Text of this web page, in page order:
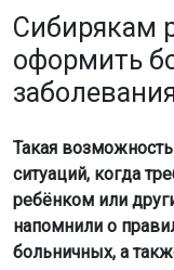
Сибирякам
оформить
Такая
ситуаций, когда
ребёнком или
напомнили о
больничных, а